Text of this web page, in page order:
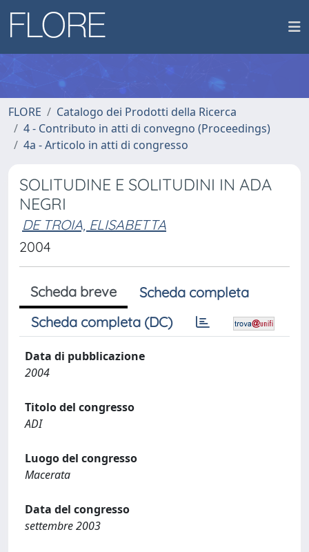
FLORE
Catalogo dei Prodotti della Ricerca
4 - Contributo in atti di convegno (Proceedings)
4a - Articolo in atti di congresso
SOLITUDINE E SOLITUDINI IN ADA
NEGRI
DE TROIA, ELISABETTA
2004
Scheda breve
Scheda completa
Scheda completa (DC)
Data di pubblicazione
2004
Titolo del congresso
ADI
Luogo del congresso
Macerata
Data del congresso
settembre 2003